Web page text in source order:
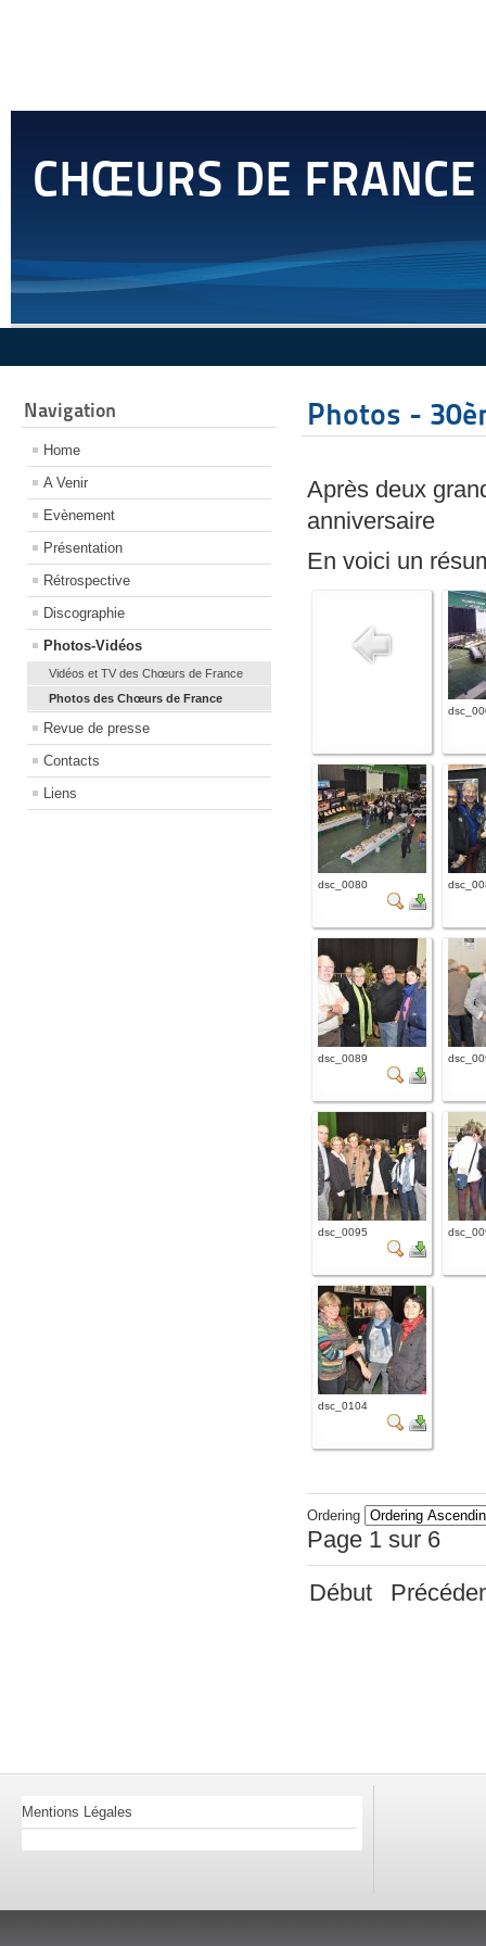
CHŒURS DE FRANCE
Navigation
Home
A Venir
Evènement
Présentation
Rétrospective
Discographie
Photos-Vidéos
Vidéos et TV des Chœurs de France
Photos des Chœurs de France
Revue de presse
Contacts
Liens
Photos -
Après deux
anniversaire
En voici un
dsc_0080
dsc_0089
dsc_0095
dsc_0104
Ordering
Page 1 sur 6
Début
Mentions Légales